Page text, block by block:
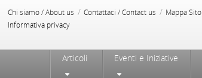
Chi siamo / About us / Contattaci / Contact us / Mappa Sito
Informativa privacy
Articoli Eventi e Iniziative